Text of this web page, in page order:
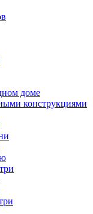
доме
конструкциями